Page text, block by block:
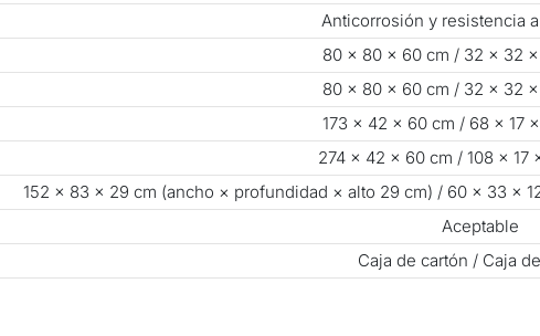
Anticorrosión y resistencia
80 × 80 × 60 cm / 32 × 32
80 × 80 × 60 cm / 32 × 32
173 × 42 × 60 cm / 68 × 17
274 × 42 × 60 cm / 108 × 17
152 × 83 × 29 cm (ancho × profundidad × alto 29 cm) / 60 × 33 ×
Aceptable
Caja de cartón / Caja